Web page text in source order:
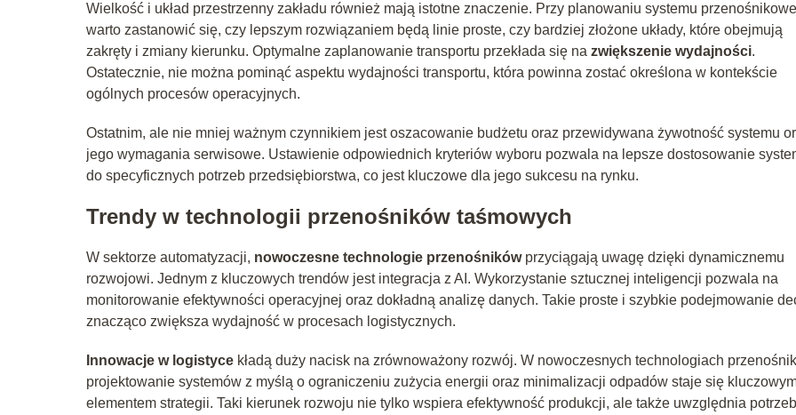
Wielkość i układ przestrzenny zakładu również mają istotne znaczenie. Przy planowaniu systemu
warto zastanowić się, czy lepszym rozwiązaniem będą linie proste, czy bardziej złożone układy, które obejmują
zakręty i zmiany kierunku. Optymalne zaplanowanie transportu przekłada się na zwiększenie wydajności.
Ostatecznie, nie można pominąć aspektu wydajności transportu, która powinna zostać określona w kontekście
ogólnych procesów operacyjnych.
Ostatnim, ale nie mniej ważnym czynnikiem jest oszacowanie budżetu oraz przewidywana żywotność systemu
jego wymagania serwisowe. Ustawienie odpowiednich kryteriów wyboru pozwala na lepsze dostosowanie
do specyficznych potrzeb przedsiębiorstwa, co jest kluczowe dla jego sukcesu na rynku.
Trendy w technologii przenośników taśmowych
W sektorze automatyzacji, nowoczesne technologie przenośnikówprzyciągają uwagę dzięki dynamicznemu
rozwojowi. Jednym z kluczowych trendów jest integracja z AI. Wykorzystanie sztucznej inteligencji pozwala na
monitorowanie efektywności operacyjnej oraz dokładną analizę danych. Takie proste i szybkie podejmowanie
znacząco zwiększa wydajność w procesach logistycznych.
Innowacje w logistyce kładą duży nacisk na zrównoważony rozwój. W nowoczesnych technologiach
projektowanie systemów z myślą o ograniczeniu zużycia energii oraz minimalizacji odpadów staje się
elementem strategii. Taki kierunek rozwoju nie tylko wspiera efektywność produkcji, ale także uwzględnia